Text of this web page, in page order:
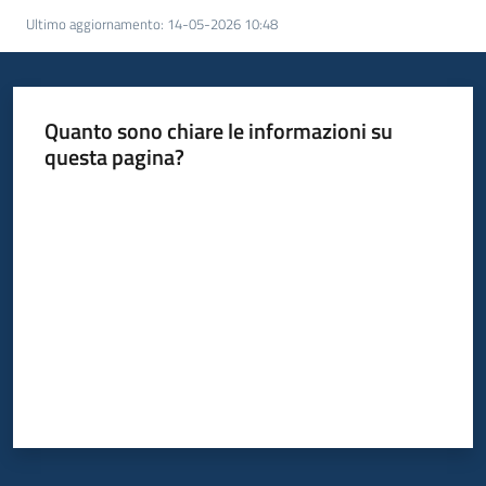
Piani
Ultimo aggiornamento: 14-05-2026 10:48
Quanto sono chiare le informazioni su
questa pagina?